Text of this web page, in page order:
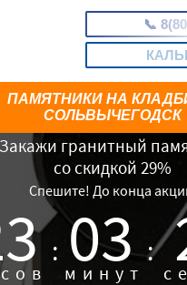
📞
Закажи гранитный
со скидкой 29%
Спешите! До конца
: 03 :
минут
ПАМЯТНИКИ НА
СОЛЬВЫЧЕГОДСК